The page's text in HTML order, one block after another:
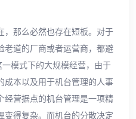
，那么必然也存在短板。对于
老道的厂商或者运营商，都避
一模式下的大规模经营，由于
成本以及用于机台管理的人事
经营据点的机台管理是一项精
变得复杂。而机台的分散决定